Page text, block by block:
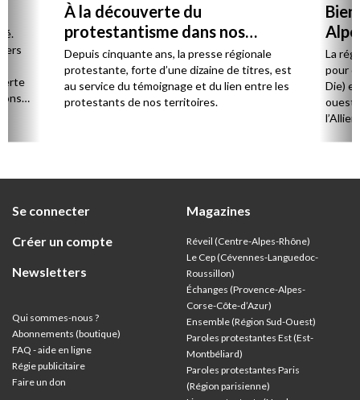
À la découverte du
protestantisme dans nos
régions
Depuis cinquante ans, la presse régionale
protestante, forte d’une dizaine de titres, est
au service du témoignage et du lien entre les
protestants de nos territoires.
La
pour
Die)
ouest,
Se connecter
Créer un compte
Newsletters
Qui sommes-nous ?
Abonnements (boutique)
FAQ - aide en ligne
Régie publicitaire
Faire un don
Magazines
Réveil (Centre-Alpes-Rhône)
Le Cep (Cévennes-Languedoc-
Roussillon)
Échanges (Provence-Alpes-
Corse-Côte-d’Azur)
Ensemble (Région Sud-Ouest)
Paroles protestantes Est (Est-
Montbéliard)
Paroles protestantes Paris
(Région parisienne)